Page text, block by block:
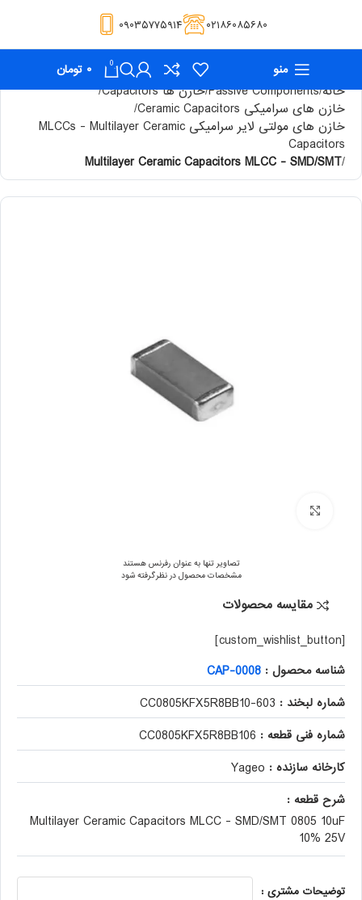
۰۲۱۸۶۰۸۵۶۸۰ ۰۹۰۳۵۷۷۵۹۱۴
منو 0 ۰ تومان
خانهPassive Componentsخازن ها Capacitors
خازن های سرامیکی Ceramic Capacitors
خازن های مولتی لایر سرامیکی MLCCs - Multilayer Ceramic
Capacitors
Multilayer Ceramic Capacitors MLCC - SMD/SMT
تصاویر تنها به عنوان رفرنس هستند
مشخصات محصول در نظر گرفته شود
مقایسه محصولات
[custom_wishlist_button]
شناسه محصول : CAP-0008
شماره لبخند : 603-CC0805KFX5R8BB10
شماره فنی قطعه : CC0805KFX5R8BB106
کارخانه سازنده : Yageo
شرح قطعه :
Multilayer Ceramic Capacitors MLCC - SMD/SMT 0805 10uF
10% 25V
توضیحات مشتری :